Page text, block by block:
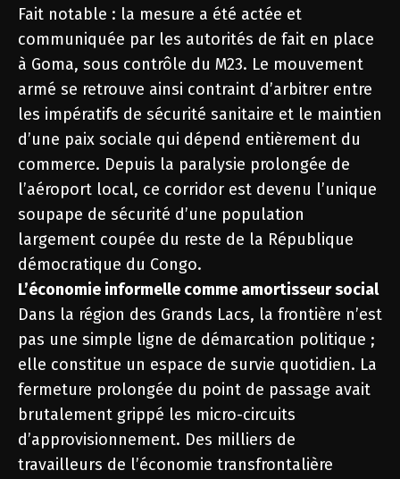
Fait notable : la mesure a été actée et
communiquée par les autorités de fait en place
à Goma, sous contrôle du M23. Le mouvement
armé se retrouve ainsi contraint d’arbitrer entre
les impératifs de sécurité sanitaire et le maintien
d’une paix sociale qui dépend entièrement du
commerce. Depuis la paralysie prolongée de
l’aéroport local, ce corridor est devenu l’unique
soupape de sécurité d’une population
largement coupée du reste de la République
démocratique du Congo.
L’économie informelle comme amortisseur social
Dans la région des Grands Lacs, la frontière n’est
pas une simple ligne de démarcation politique ;
elle constitue un espace de survie quotidien. La
fermeture prolongée du point de passage avait
brutalement grippé les micro-circuits
d’approvisionnement. Des milliers de
travailleurs de l’économie transfrontalière